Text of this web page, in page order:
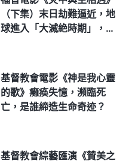
（下集）末日劫難逼近，地
球進入「大滅絶時期」，人
基督教會電影《神是我心靈
的歌》癱痪失憶，瀕臨死
亡，是誰締造生命奇迹？
基督教會綜藝匯演《贊美之